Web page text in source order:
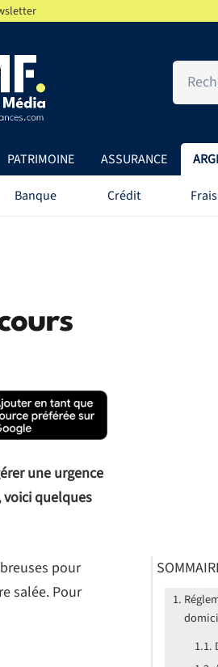
PATRIMOINE ASSURANCE
Banque Crédit
une urgence
quelques
pour
salée. Pour